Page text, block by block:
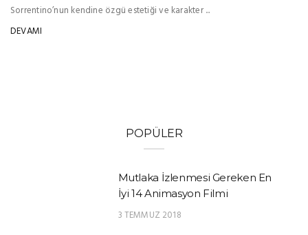
Sorrentino’nun kendine özgü estetiği ve karakter ...
DEVAMI
POPÜLER
Mutlaka İzlenmesi Gereken En
İyi 14 Animasyon Filmi
3 TEMMUZ 2018